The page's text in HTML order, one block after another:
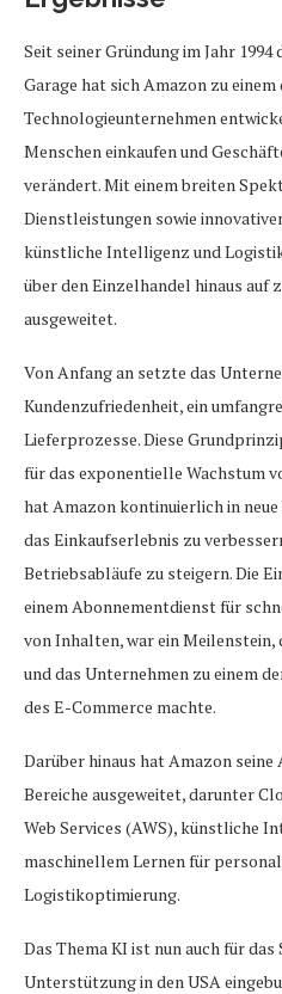
Seit seiner Gründung im Jahr
Garage hat sich Amazon zu
Technologieunternehmen
Menschen einkaufen und
verändert. Mit einem breiten
Dienstleistungen sowie
künstliche Intelligenz und
über den Einzelhandel hinaus auf
ausgeweitet.
Von Anfang an setzte das
Kundenzufriedenheit, ein
Lieferprozesse. Diese
für das exponentielle Wachstum
hat Amazon kontinuierlich in
das Einkaufserlebnis zu
Betriebsabläufe zu steigern. Die
einem Abonnementdienst für
von Inhalten, war ein
und das Unternehmen zu einem
des E-Commerce machte.
Darüber hinaus hat Amazon
Bereiche ausgeweitet, darunter
Web Services (AWS), künstliche
maschinellem Lernen für
Logistikoptimierung.
Das Thema KI ist nun auch für
Unterstützung in den USA